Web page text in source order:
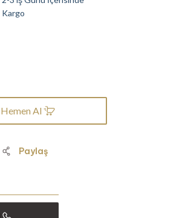
Kargo
Hemen Al
Paylaş